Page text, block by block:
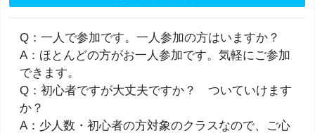
Q：一人で参加です。一人参加の方はいますか？
A：ほとんどの方がお一人参加です。気軽にご参加
できます。
Q：初心者ですが大丈夫ですか？ ついていけます
か？
A：少人数・初心者の方対象のクラスなので、ご心